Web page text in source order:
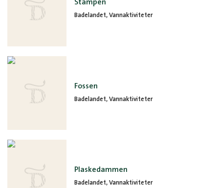
Stampen
Badelandet, Vannaktiviteter
Fossen
Badelandet, Vannaktiviteter
Plaskedammen
Badelandet, Vannaktiviteter